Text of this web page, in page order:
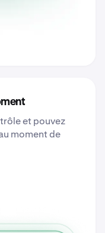
et pouvez
moment de